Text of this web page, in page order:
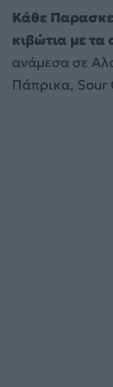
Κάθε
κιβώτια με
ανάμεσα σε
Πάπρικα, Sour